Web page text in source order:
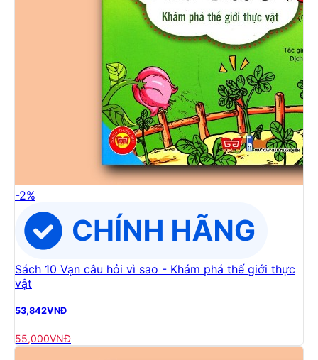
-2%
Sách 10 Vạn câu hỏi vì sao - Khám phá thế giới thực
vật
53,842VNĐ
55,000VNĐ